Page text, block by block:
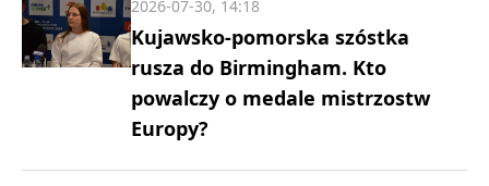
Kujawsko-pomorska szóstka
rusza do Birmingham. Kto
powalczy o medale mistrzostw
Europy?
2026-07-30, 14:18